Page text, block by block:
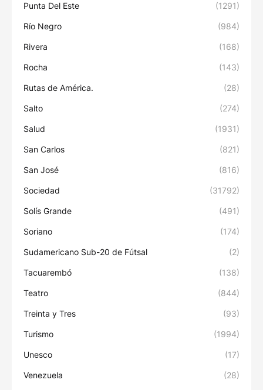
Punta Del Este (1291)
Río Negro (984)
Rivera (168)
Rocha (143)
Rutas de América. (28)
Salto (274)
Salud (1931)
San Carlos (821)
San José (816)
Sociedad (31792)
Solís Grande (491)
Soriano (174)
Sudamericano Sub-20 de Fútsal (2)
Tacuarembó (138)
Teatro (844)
Treinta y Tres (93)
Turismo (1994)
Unesco (17)
Venezuela (28)